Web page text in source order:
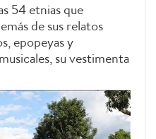
54 etnias que
de sus relatos
epopeyas y
su vestimenta